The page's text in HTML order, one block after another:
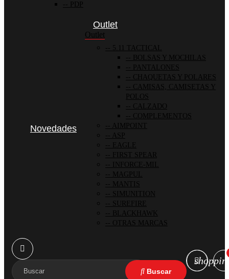
PDP
Novedades
Outlet
Outlet
5.11 TACTICAL
BOLSAS Y MOCHILAS
PANTALONES
CHAQUETAS Y POLARES
CAMISAS, CAMISETAS Y
POLOS
CALZADO
COMPLEMENTOS
AIMPOINT
ASP
EAGLE
FIRST SPEAR
INFORCE-MIL
MAGPUL
MANTIS
SIMUNITION
SUREFIRE
BLACKHAWK
OTRAS MARCAS